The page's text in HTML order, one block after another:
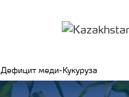
Дефицит меди-Кукуруза